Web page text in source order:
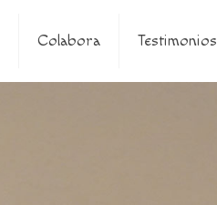
Colabora Testimonios